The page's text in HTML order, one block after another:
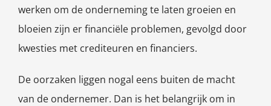
werken om de onderneming te laten groeien en
bloeien zijn er financiële problemen, gevolgd door
kwesties met crediteuren en financiers.
De oorzaken liggen nogal eens buiten de macht
van de ondernemer. Dan is het belangrijk om in